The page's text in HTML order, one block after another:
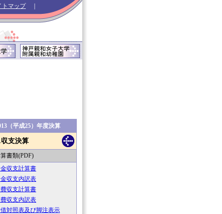
トマップ｜
（平成25）年度決算
収支決算
書類(PDF)
収支計算書
収支内訳表
収支計算書
収支内訳表
対照表及び脚注表示